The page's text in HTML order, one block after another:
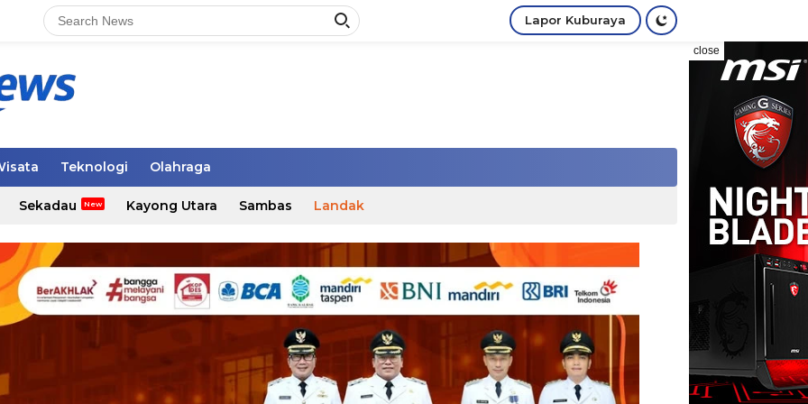
Lapor Kuburaya
close
Teknologi Olahraga
Sekadau Kayong Utara Sambas Landak